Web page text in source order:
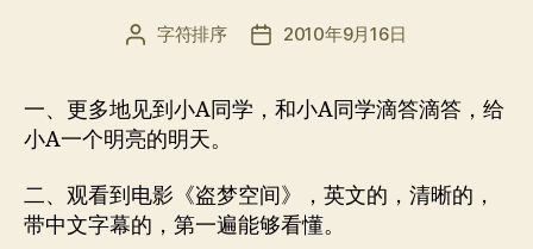
文
者
字符排序
发
期
2010年9月16日
一、更多地见到小A同学，和小A同学滴答滴答，给
小A一个明亮的明天。
二、观看到电影《盗梦空间》，英文的，清晰的，
带中文字幕的，第一遍能够看懂。